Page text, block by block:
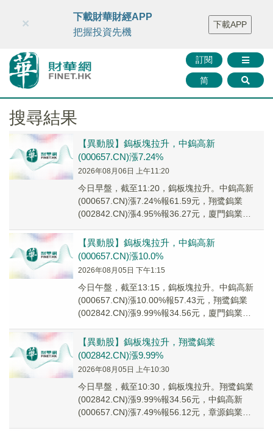
財華智庫網 FINTV FINMETA 財華證券 媒體矩陣
智庫沙龍
聯絡我們
訂閱
简
×
下載財華財經APP
把握投資先機
下載APP
搜尋結果
【異動股】鎢板塊拉升，中鎢高新
(000657.CN)漲7.24%
2026年08月06日 上午11:20
今日早盤，截至11:20，鎢板塊拉升。中鎢高新
(000657.CN)漲7.24%報61.59元，翔鹭鎢業
(002842.CN)漲4.95%報36.27元，廈門鎢業
【異動股】鎢板塊拉升，中鎢高新
(000657.CN)漲10.0%
2026年08月05日 下午1:15
今日午盤，截至13:15，鎢板塊拉升。中鎢高新
(000657.CN)漲10.00%報57.43元，翔鹭鎢業
(002842.CN)漲9.99%報34.56元，廈門鎢業
【異動股】鎢板塊拉升，翔鹭鎢業
(002842.CN)漲9.99%
2026年08月05日 上午10:30
今日早盤，截至10:30，鎢板塊拉升。翔鹭鎢業
(002842.CN)漲9.99%報34.56元，中鎢高新
(000657.CN)漲7.49%報56.12元，章源鎢業